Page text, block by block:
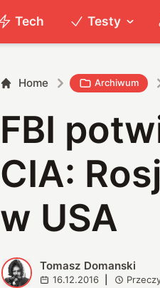
Tech Testy
Home Archiwum
FBI
CIA:
w USA
T Tomasz Domanski
16.12.2016